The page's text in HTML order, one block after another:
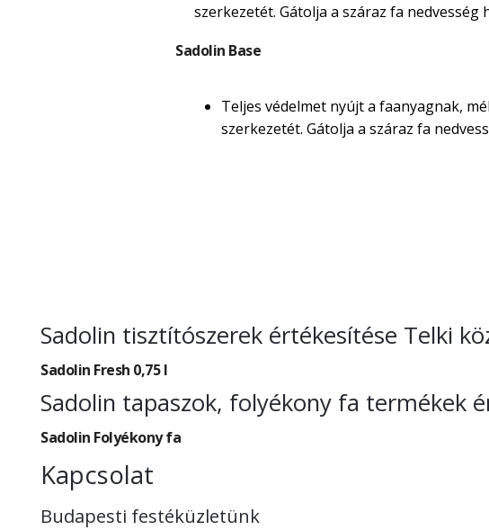
szerkezetét. Gátolja a száraz fa
Sadolin Base
Teljes védelmet nyújt a faanyagnak,
szerkezetét. Gátolja a száraz fa
Sadolin tisztítószerek értékesítése Telki
Sadolin Fresh 0,75 l
Sadolin tapaszok, folyékony fa termékek
Sadolin Folyékony fa
Kapcsolat
Budapesti festéküzletünk